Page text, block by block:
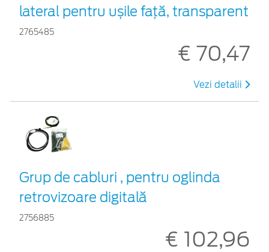
lateral pentru ușile față, transparent
2765485
€ 70,47
Vezi detalii
Grup de cabluri , pentru oglinda
retrovizoare digitală
2756885
€ 102,96